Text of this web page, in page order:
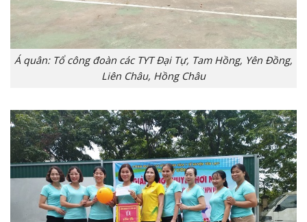
Á quân: Tổ công đoàn các TYT Đại Tự, Tam Hồng, Yên Đồng,
Liên Châu, Hồng Châu